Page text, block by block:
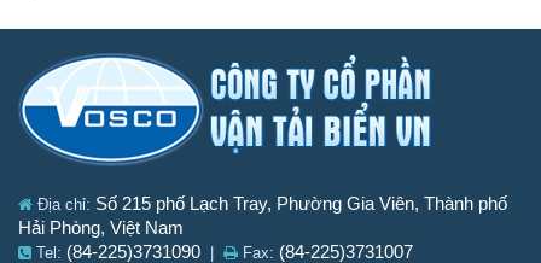
Địa chỉ: Số 215 phố Lạch Tray, Phường Gia Viên, Thành phố
Hải Phòng, Việt Nam
Tel: (84-225)3731090 Fax: (84-225)3731007